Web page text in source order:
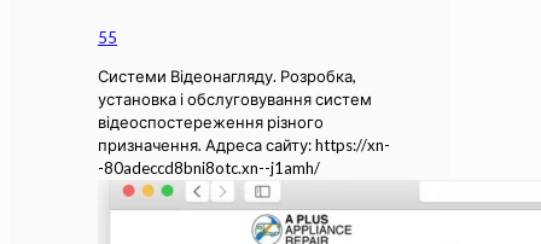
55
Системи Відеонагляду. Розробка,
установка і обслуговування систем
відеоспостереження різного
призначення. Адреса сайту: https://xn-
-80adeccd8bni8otc.xn--j1amh/